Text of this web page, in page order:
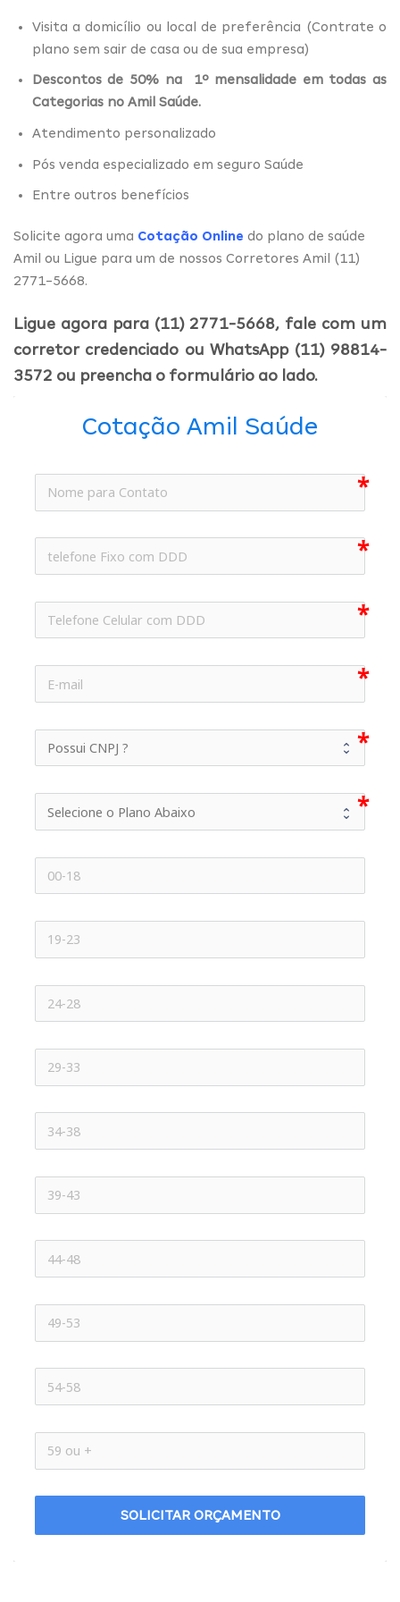
Visita a domicílio ou local de preferência (Contrate o
plano sem sair de casa ou de sua empresa)
Descontos de 50% na 1º mensalidade em todas as
Categorias no Amil Saúde.
Atendimento personalizado
Pós venda especializado em seguro Saúde
Entre outros benefícios
Solicite agora uma Cotação Online do plano de saúde
Amil ou Ligue para um de nossos Corretores Amil (11)
2771-5668.
Ligue agora para (11) 2771-5668, fale com um
corretor credenciado ou WhatsApp (11) 98814-
3572 ou preencha o formulário ao lado.
Cotação Amil Saúde
SOLICITAR ORÇAMENTO